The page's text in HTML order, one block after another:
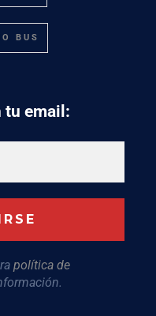
BUS
tu email:
política de